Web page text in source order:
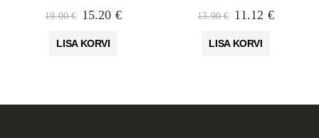
19.00€ Algne
oli:
15.20 €Praegune
LISA KORVI
13.90€ Algne
oli:
11.12 €
LISA KORVI